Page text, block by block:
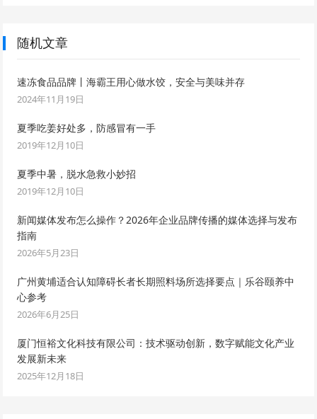
随机文章
速冻食品品牌丨海霸王用心做水饺，安全与美味并存
2024年11月19日
夏季吃姜好处多，防感冒有一手
2019年12月10日
夏季中暑，脱水急救小妙招
2019年12月10日
新闻媒体发布怎么操作？2026年企业品牌传播的媒体选择与发布
指南
2026年5月23日
广州黄埔适合认知障碍长者长期照料场所选择要点｜乐谷颐养中
心参考
2026年6月25日
厦门恒裕文化科技有限公司：技术驱动创新，数字赋能文化产业
发展新未来
2025年12月18日